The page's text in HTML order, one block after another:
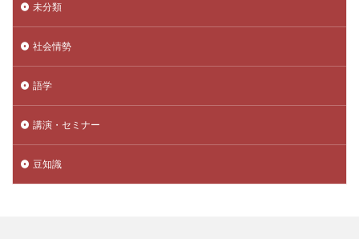
未分類
社会情勢
語学
講演・セミナー
豆知識